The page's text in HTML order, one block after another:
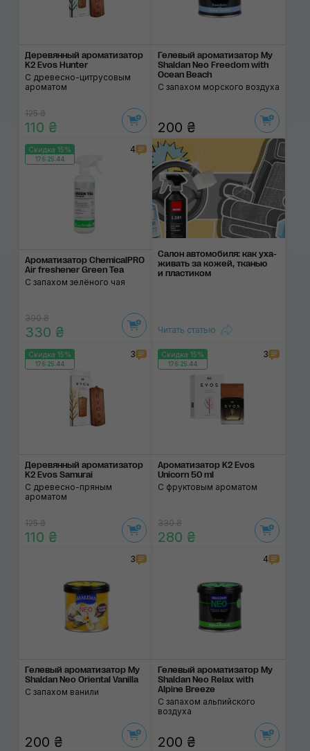
Деревянный ароматизатор
K2 Evos Hunter
С древесно-цитрусовым
ароматом
125 ₴
110 ₴
Гелевый ароматизатор My
Shaldan Neo Freedom with
Ocean Beach
С запахом морского воздуха
200 ₴
Скидка 15%
176:25:44
4
Ароматизатор ChemicalPRO
Air freshener Green Tea
С запахом зелёного чая
390 ₴
330 ₴
Салон автомобиля: как уха­
жи­вать за ко­жей, тка­нью
и пла­сти­ком
Читать статью
Скидка 15%
176:25:44
3
Деревянный ароматизатор
K2 Evos Samurai
С древесно-пряным
ароматом
125 ₴
110 ₴
Скидка 15%
176:25:44
3
Ароматизатор K2 Evos
Unicorn 50 ml
С фруктовым ароматом
330 ₴
280 ₴
3
Гелевый ароматизатор My
Shaldan Neo Oriental Vanilla
С запахом ванили
200 ₴
4
Гелевый ароматизатор My
Shaldan Neo Relax with
Alpine Breeze
С запахом альпийского
воздуха
200 ₴